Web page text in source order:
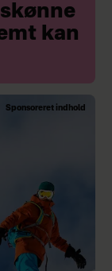
kan
Sponsoreret indhold